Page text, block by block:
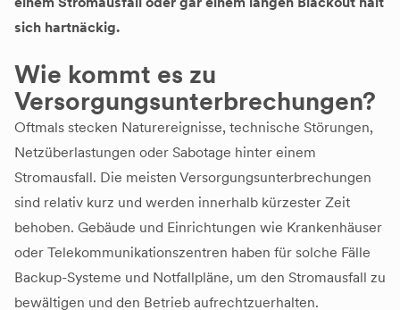
sich hartnäckig.
Wie kommt es zu
Versorgungsunterbrechungen?
Oftmals stecken Naturereignisse, technische Störungen,
Netzüberlastungen oder Sabotage hinter einem
Stromausfall. Die meisten Versorgungsunterbrechungen
sind relativ kurz und werden innerhalb kürzester Zeit
behoben. Gebäude und Einrichtungen wie Krankenhäuser
oder Telekommunikationszentren haben für solche Fälle
Backup-Systeme und Notfallpläne, um den Stromausfall zu
bewältigen und den Betrieb aufrechtzuerhalten.